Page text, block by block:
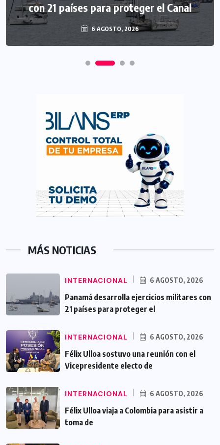
con 21 países para proteger el Canal
6 AGOSTO, 2026
MÁS NOTICIAS
INTERNACIONAL 6 AGOSTO, 2026
Panamá desarrolla ejercicios militares con
21 países para proteger el
INTERNACIONAL 6 AGOSTO, 2026
Félix Ulloa sostuvo una reunión con el
Vicepresidente electo de
INTERNACIONAL 6 AGOSTO, 2026
Félix Ulloa viaja a Colombia para asistir a
toma de